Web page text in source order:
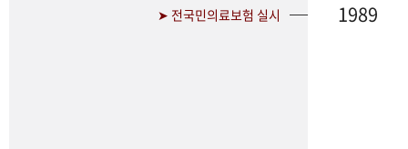
➤ 전국민의료보험 실시 1989